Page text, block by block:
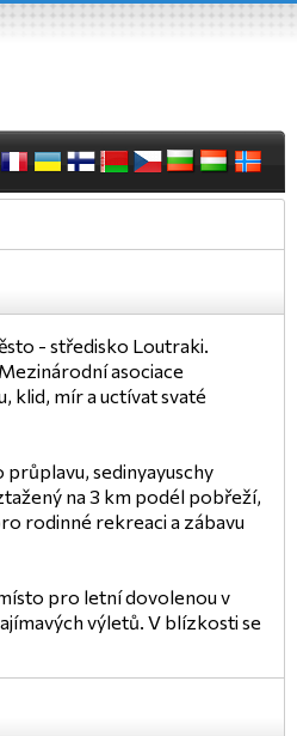
- středisko Loutraki.
asociace
klid, mír a uctívat svaté
sedinyayuschy
na 3 km podél pobřeží,
rodinné rekreaci a zábavu
pro letní dovolenou v
výletů. V blízkosti se